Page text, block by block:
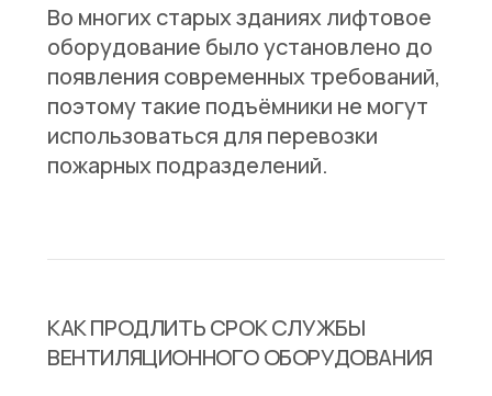
Во многих старых зданиях лифтовое
оборудование было установлено до
появления современных требований,
поэтому такие подъёмники не могут
использоваться для перевозки
пожарных подразделений.
КАК ПРОДЛИТЬ СРОК СЛУЖБЫ
ВЕНТИЛЯЦИОННОГО ОБОРУДОВАНИЯ